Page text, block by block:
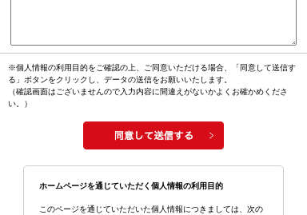
※個人情報の利用目的をご確認の上、ご同意いただける場合、「同意して送信す
る」ボタンをクリックし、データの送信をお願いいたします。
（確認画面はございませんので入力内容に間違えがないかよくお確かめくださ
い。）
ホームページを通じていただく個人情報の利用目的
このページを通じていただいた個人情報につきましては、次の